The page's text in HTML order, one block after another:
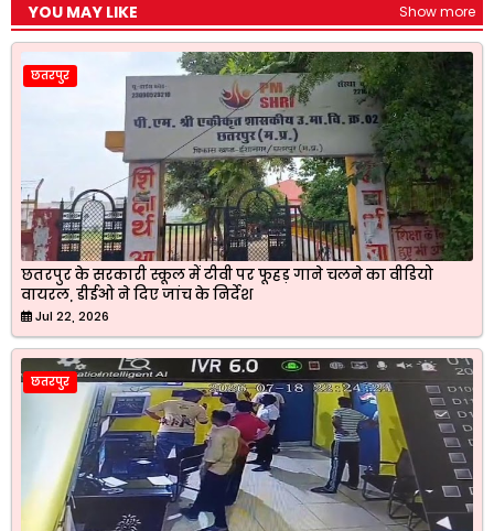
YOU MAY LIKE Show more
छतरपुर
छतरपुर के सरकारी स्कूल में टीवी पर फूहड़ गाने चलने का वीडियो
वायरल, डीईओ ने दिए जांच के निर्देश
Jul 22, 2026
छतरपुर